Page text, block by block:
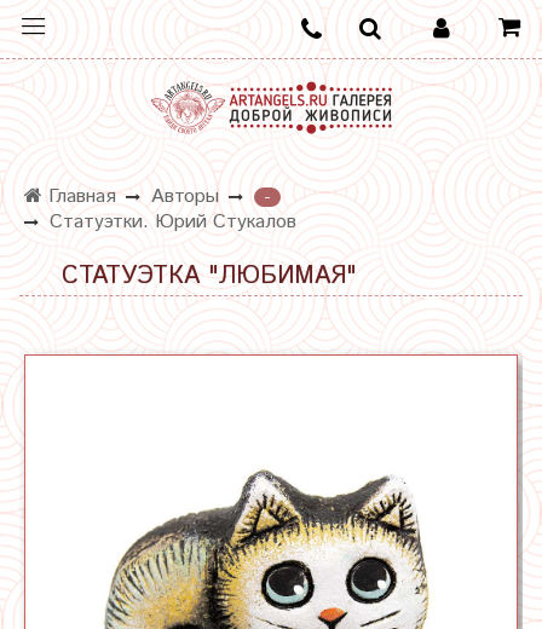
Главная Авторы
-
Статуэтки. Юрий Стукалов
СТАТУЭТКА "ЛЮБИМАЯ"